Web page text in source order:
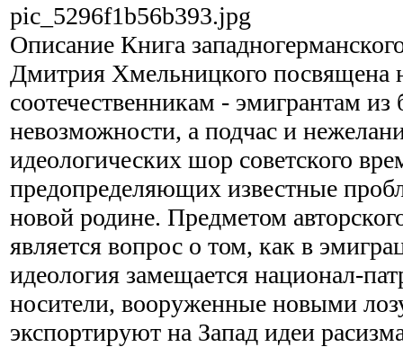
pic_5296f1b56b393.jpg
Описание Книга
Дмитрия Хмельницкого
соотечественникам - эмигрантам
невозможности, а подчас и
идеологических шор советского
предопределяющих известные
новой родине. Предметом
является вопрос о том, как в
идеология замещается национал-
носители, вооруженные новыми
экспортируют на Запад идеи